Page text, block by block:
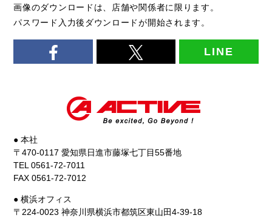
画像のダウンロードは、店舗や関係者に限ります。
パスワード入力後ダウンロードが開始されます。
LINE
● 本社
〒470-0117 愛知県日進市藤塚七丁目55番地
TEL 0561-72-7011
FAX 0561-72-7012
● 横浜オフィス
〒224-0023 神奈川県横浜市都筑区東山田4-39-18